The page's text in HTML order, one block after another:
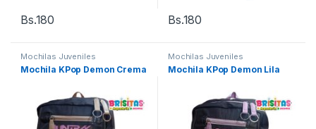
Bs.180 Bs.180
Mochilas Juveniles
Mochila KPop Demon Crema
Mochilas Juveniles
Mochila KPop Demon Lila